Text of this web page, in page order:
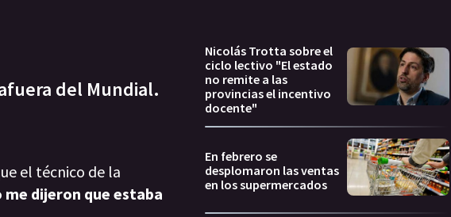
del Mundial.
el técnico de la
dijeron que estaba
Nicolás Trotta sobre el
ciclo lectivo "El estado
no remite a las
provincias el incentivo
docente"
En febrero se
desplomaron las ventas
en los supermercados